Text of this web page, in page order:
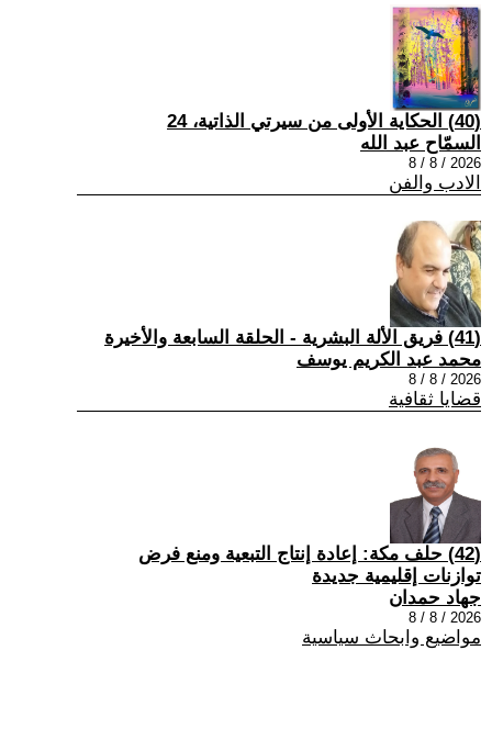
(40) الحكاية الأولى من سيرتي الذاتية، 24
السمّاح عبد الله
2026 / 8 / 8
الادب والفن
(41) فريق الألة البشرية - الحلقة السابعة والأخيرة
محمد عبد الكريم يوسف
2026 / 8 / 8
قضايا ثقافية
(42) حلف مكة: إعادة إنتاج التبعية ومنع فرض
توازنات إقليمية جديدة
جهاد حمدان
2026 / 8 / 8
مواضيع وابحاث سياسية